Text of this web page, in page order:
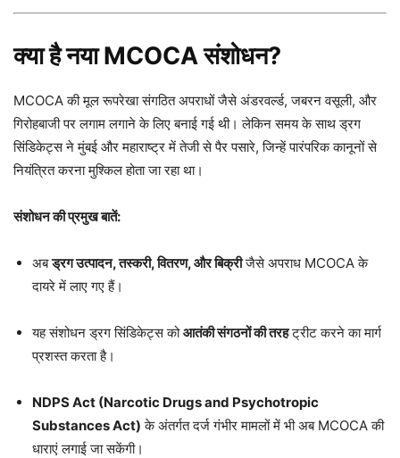
क्या है नया MCOCA संशोधन?
MCOCA की मूल रूपरेखा संगठित अपराधों जैसे अंडरवर्ल्ड, जबरन वसूली, और
गिरोहबाजी पर लगाम लगाने के लिए बनाई गई थी। लेकिन समय के साथ ड्रग
सिंडिकेट्स ने मुंबई और महाराष्ट्र में तेजी से पैर पसारे, जिन्हें पारंपरिक कानूनों से
नियंत्रित करना मुश्किल होता जा रहा था।
संशोधन की प्रमुख बातें:
अबड्रग उत्पादन, तस्करी, वितरण, और बिक्रीजैसे अपराध MCOCA के
दायरे में लाए गए हैं।
यह संशोधन ड्रग सिंडिकेट्स कोआतंकी संगठनों की तरहट्रीट करने का मार्ग
प्रशस्त करता है।
NDPS Act (Narcotic Drugs and Psychotropic
Substances Act) के अंतर्गत दर्ज गंभीर मामलों में भी अब MCOCA की
धाराएं लगाई जा सकेंगी।